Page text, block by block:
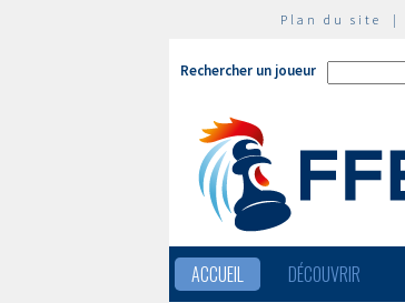
Plan du site |
Rechercher un joueur
ACCUEIL DÉCOUVRIR